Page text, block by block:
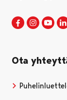
Porin
Avautuu
Porin
Ota